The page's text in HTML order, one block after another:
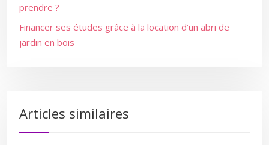
prendre ?
Financer ses études grâce à la location d’un abri de
jardin en bois
Articles similaires